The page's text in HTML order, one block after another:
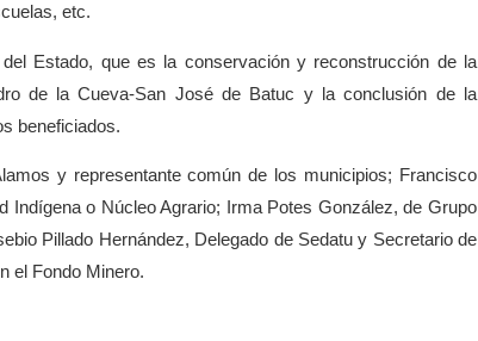
etc.
Estado, que es la conservación y reconstrucción de la
de la Cueva-San José de Batuc y la conclusión de la
beneficiados.
y representante común de los municipios; Francisco
Indígena o Núcleo Agrario; Irma Potes González, de Grupo
Pillado Hernández, Delegado de Sedatu y Secretario de
el Fondo Minero.